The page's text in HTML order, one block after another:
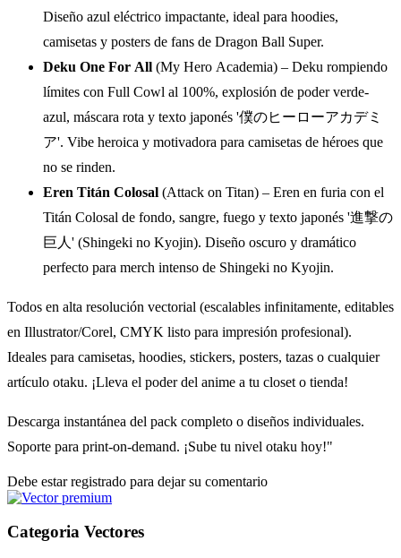
Diseño azul eléctrico impactante, ideal para hoodies,
camisetas y posters de fans de Dragon Ball Super.
Deku One For All (My Hero Academia) – Deku rompiendo
límites con Full Cowl al 100%, explosión de poder verde-
azul, máscara rota y texto japonés '僕のヒーローアカデミ
ア'. Vibe heroica y motivadora para camisetas de héroes que
no se rinden.
Eren Titán Colosal (Attack on Titan) – Eren en furia con el
Titán Colosal de fondo, sangre, fuego y texto japonés '進撃の
巨人' (Shingeki no Kyojin). Diseño oscuro y dramático
perfecto para merch intenso de Shingeki no Kyojin.
Todos en alta resolución vectorial (escalables infinitamente, editables
en Illustrator/Corel, CMYK listo para impresión profesional).
Ideales para camisetas, hoodies, stickers, posters, tazas o cualquier
artículo otaku. ¡Lleva el poder del anime a tu closet o tienda!
Descarga instantánea del pack completo o diseños individuales.
Soporte para print-on-demand. ¡Sube tu nivel otaku hoy!"
Debe estar registrado para dejar su comentario
Categoria Vectores